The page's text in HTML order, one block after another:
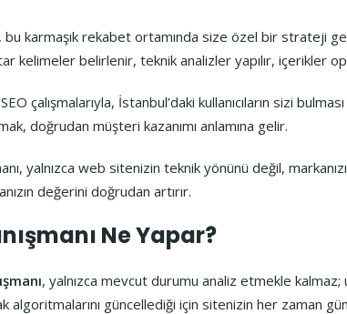
bu karmaşık rekabet ortamında size özel bir strateji
kelimeler belirlenir, teknik analizler yapılır, içerikler
çalışmalarıyla, İstanbul’daki kullanıcıların sizi
doğrudan müşteri kazanımı anlamına gelir.
yalnızca web sitenizin teknik yönünü değil,
değerini doğrudan artırır.
Ne Yapar?
, yalnızca mevcut durumu analiz etmekle
algoritmalarını güncellediği için sitenizin her zaman